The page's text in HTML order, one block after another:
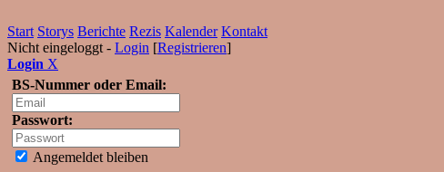
Start Storys Berichte Rezis Kalender Kontakt
Nicht eingeloggt - Login [Registrieren]
Login X
BS-Nummer oder Email:
Passwort:
Angemeldet bleiben